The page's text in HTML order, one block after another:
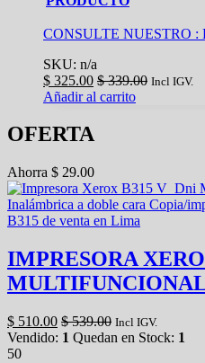
CONSULTE NUESTRO :
SKU: n/a
$ 325.00 $339.00 Incl IGV.
Añadir al carrito
OFERTA
Ahorra $ 29.00
IMPRESORA
$ 510.00 $539.00 Incl IGV.
Vendido: 1 Quedan en Stock: 1
50